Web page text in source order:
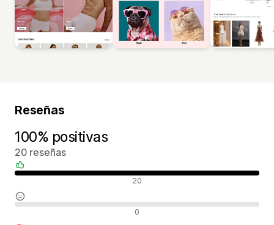
Reseñas
100% positivas
20 reseñas
Reseñas positivas 20
Reseñas neutras 0